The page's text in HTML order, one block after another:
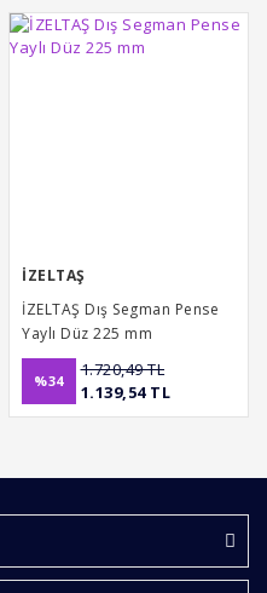
İZELTAŞ
İZELTAŞ Dış Segman Pense
Yaylı Düz 225 mm
%34
1.720,49 TL
1.139,54 TL